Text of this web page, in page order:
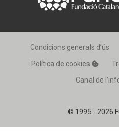
© 1995 - 2026
Condicions generals d’ús
Política de cookies
Canal de
Els comptes clars
Proposta educativa
Els comptes clars
Proposta educativa